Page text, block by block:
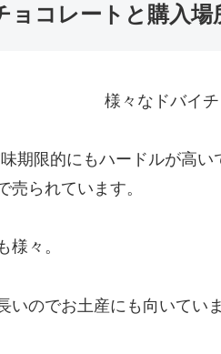
ョコレートと購入場
期限的にもハードルが高
売られています。
様々。
いのでお土産にも向いていま